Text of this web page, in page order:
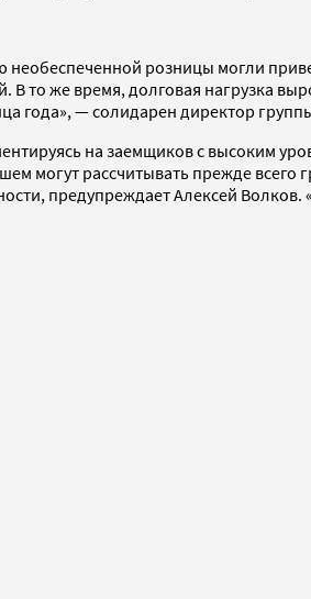
розницы могли
то же время, долговая нагрузка
года», — солидарен директор
на заемщиков с высоким
могут рассчитывать прежде
предупреждает Алексей